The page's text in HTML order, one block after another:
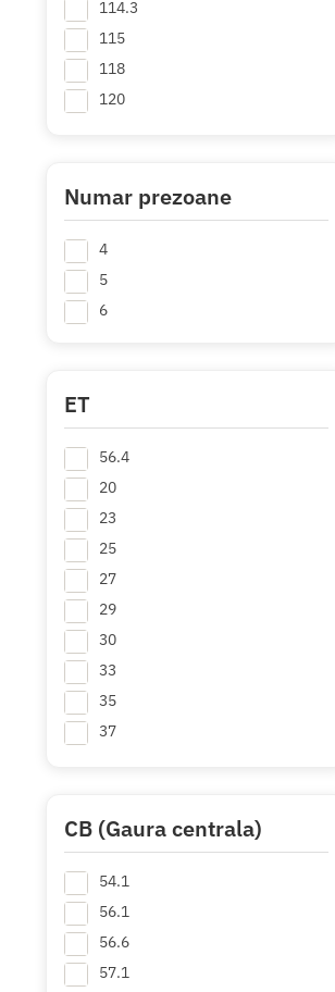
114.3
115
118
120
139.7
Numar prezoane
4
5
6
ET
56.4
20
23
25
27
29
30
33
35
37
39
40
41
CB (Gaura centrala)
54.1
56.1
56.6
57.1